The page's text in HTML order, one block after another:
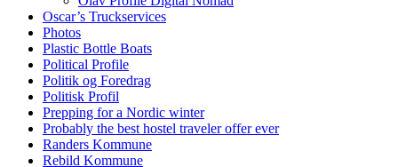
Oscar’s Truckservices
Photos
Plastic Bottle Boats
Political Profile
Politik og Foredrag
Politisk Profil
Prepping for a Nordic winter
Probably the best hostel traveler offer ever
Randers Kommune
Rebild Kommune